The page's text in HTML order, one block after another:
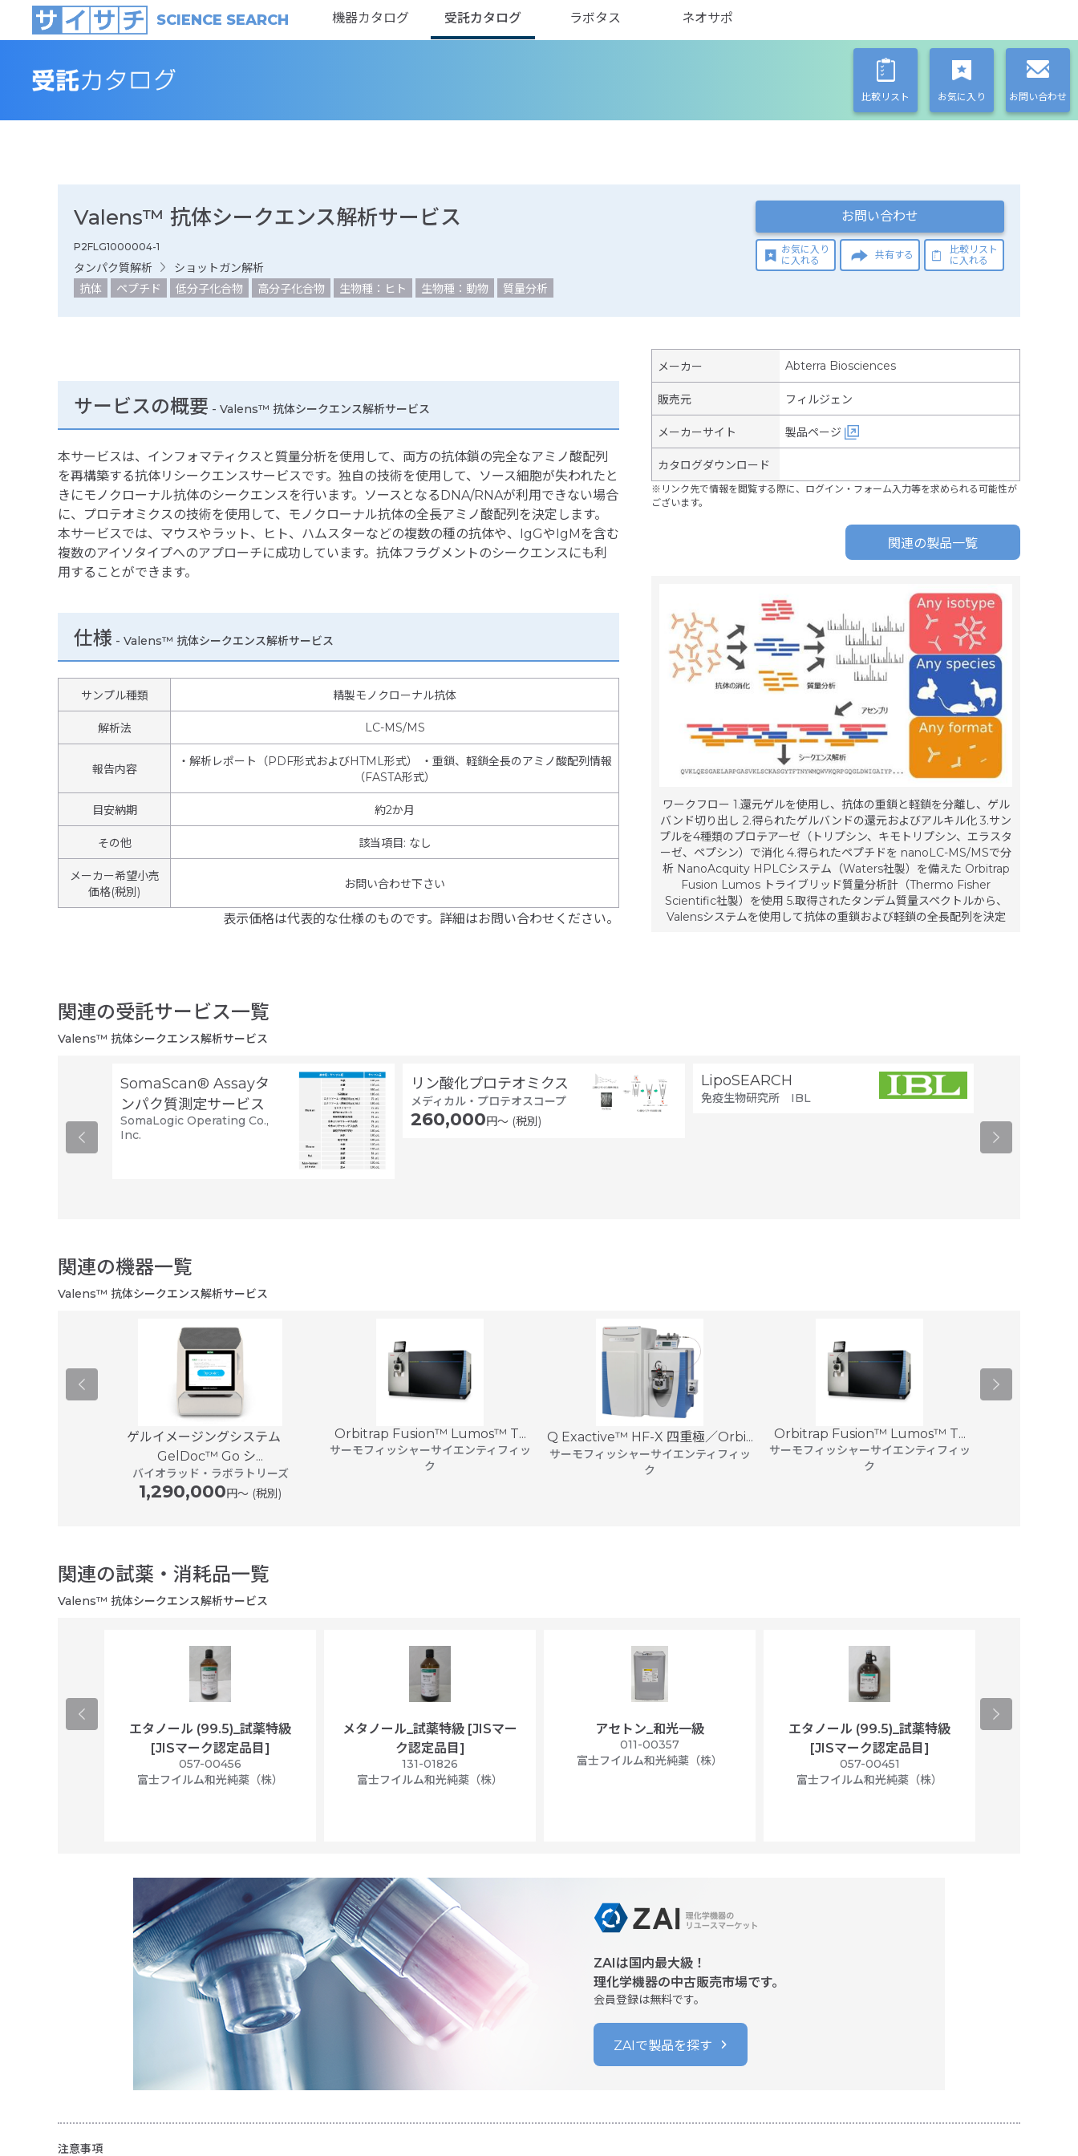
SCIENCE SEARCH 機器カタログ 受託カタログ ラボタス ネオサポ
比較リスト お気に入り お問い合わせ
Valens™ 抗体シークエンス解析サービス
P2FLG1000004-1
タンパク質解析
ショットガン解析
抗体
ペプチド 低分子化合物 高分子化合物 生物種：ヒト 生物種：動物 質量分析
お問い合わせ
お気に入り
に入れる
共有する
比較リスト
に入れる
サービスの概要 - Valens™ 抗体シークエンス解析サービス
本サービスは、インフォマティクスと質量分析を使用して、両方の抗体鎖の完全なアミノ酸配列
を再構築する抗体リシークエンスサービスです。独自の技術を使用して、ソース細胞が失われたと
きにモノクローナル抗体のシークエンスを行います。ソースとなるDNA/RNAが利用できない場合
に、プロテオミクスの技術を使用して、モノクローナル抗体の全長アミノ酸配列を決定します。
本サービスでは、マウスやラット、ヒト、ハムスターなどの複数の種の抗体や、IgGやIgMを含む
複数のアイソタイプへのアプローチに成功しています。抗体フラグメントのシークエンスにも利
用することができます。
仕様 - Valens™ 抗体シークエンス解析サービス
サンプル種類 精製モノクローナル抗体
解析法 LC-MS/MS
報告内容
・解析レポート（PDF形式およびHTML形式） ・重鎖、軽鎖全長のアミノ酸配列情報
（FASTA形式）
目安納期 約2か月
その他 該当項目: なし
メーカー希望小売
価格(税別)
お問い合わせ下さい
表示価格は代表的な仕様のものです。詳細はお問い合わせください。
メーカー Abterra Biosciences
販売元 フィルジェン
メーカーサイト 製品ページ
カタログダウンロード
※リンク先で情報を閲覧する際に、ログイン・フォーム入力等を求められる可能性が
ございます。
関連の製品一覧
ワークフロー 1.還元ゲルを使用し、抗体の重鎖と軽鎖を分離し、ゲル
バンド切り出し 2.得られたゲルバンドの還元およびアルキル化 3.サン
プルを4種類のプロテアーゼ（トリプシン、キモトリプシン、エラスタ
ーゼ、ペプシン）で消化 4.得られたペプチドを nanoLC-MS/MSで分
析 NanoAcquity HPLCシステム（Waters社製）を備えた Orbitrap
Fusion Lumos トライブリッド質量分析計（Thermo Fisher
Scientific社製）を使用 5.取得されたタンデム質量スペクトルから、
Valensシステムを使用して抗体の重鎖および軽鎖の全長配列を決定
関連の受託サービス一覧
Valens™ 抗体シークエンス解析サービス
SomaScan® Assayタ
ンパク質測定サービス
SomaLogic Operating Co.,
Inc.
リン酸化プロテオミクス
メディカル・プロテオスコープ
260,000円〜 (税別)
LipoSEARCH
免疫生物研究所 IBL
関連の機器一覧
Valens™ 抗体シークエンス解析サービス
ゲルイメージングシステム
GelDoc™ Go シ...
バイオラッド・ラボラトリーズ
1,290,000円〜 (税別)
Orbitrap Fusion™ Lumos™ T...
サーモフィッシャーサイエンティフィッ
ク
Q Exactive™ HF-X 四重極／Orbi...
サーモフィッシャーサイエンティフィッ
ク
Orbitrap Fusion™ Lumos™ T...
サーモフィッシャーサイエンティフィッ
ク
関連の試薬・消耗品一覧
Valens™ 抗体シークエンス解析サービス
ース) (L-グ
エタノール (99.5)_試薬特級
[JISマーク認定品目]
057-00456
富士フイルム和光純薬（株）
メタノール_試薬特級 [JISマー
ク認定品目]
131-01826
富士フイルム和光純薬（株）
アセトン_和光一級
011-00357
富士フイルム和光純薬（株）
エタノール (99.5)_試薬特級
[JISマーク認定品目]
057-00451
富士フイルム和光純薬（株）
アセトニト
ZAIは国内最大級！
理化学機器の中古販売市場です。
会員登録は無料です。
ZAIで製品を探す
注意事項